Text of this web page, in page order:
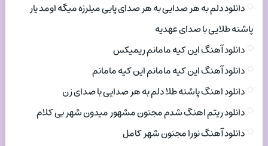
دانلود دلم به هر صدایی به هر صدای پایی میلرزه میگه اومد یار
پاشنه طلایی با صدای عهدیه
دانلود آهنگ این کیه مامانم ریمیکس
دانلود آهنگ این کیه مامانم این کیه مامانم
دانلود اهنگ پاشنه طلا دلم به هر صدایی با صدای زن
دانلود ریتم اهنگ شدم مجنون مشهور میدون شهر بی کلام
دانلود آهنگ نورا مجنون شهر کامل